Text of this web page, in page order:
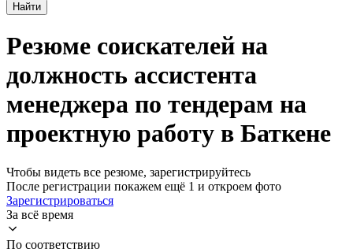
Найти
Резюме соискателей на
должность ассистента
менеджера по тендерам на
проектную работу в Баткене
Чтобы видеть все резюме, зарегистрируйтесь
После регистрации покажем ещё 1 и откроем фото
Зарегистрироваться
За всё время
По соответствию